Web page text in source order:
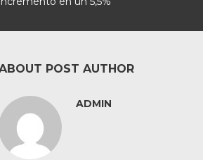
POST AUTHOR
ADMIN